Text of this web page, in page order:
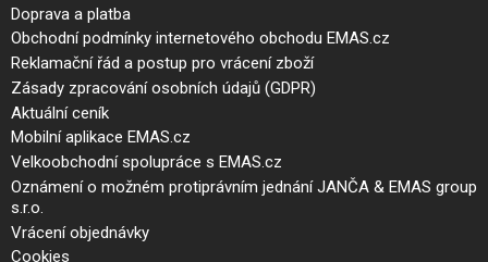
Doprava a platba
Obchodní podmínky internetového obchodu EMAS.cz
Reklamační řád a postup pro vrácení zboží
Zásady zpracování osobních údajů (GDPR)
Aktuální ceník
Mobilní aplikace EMAS.cz
Velkoobchodní spolupráce s EMAS.cz
Oznámení o možném protiprávním jednání JANČA & EMAS group
s.r.o.
Vrácení objednávky
Cookies